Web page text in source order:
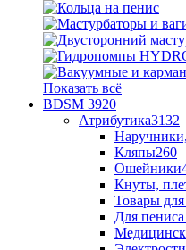
Показать всё
BDSM 3920
Атрибутика3132
Кляпы260
Ошейники
Кнуты,
Товары
Для